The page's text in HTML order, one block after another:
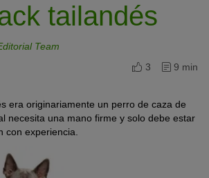
tailandés
Team
3
9 min
era originariamente un perro de caza de
necesita una mano firme y solo debe estar
con experiencia.